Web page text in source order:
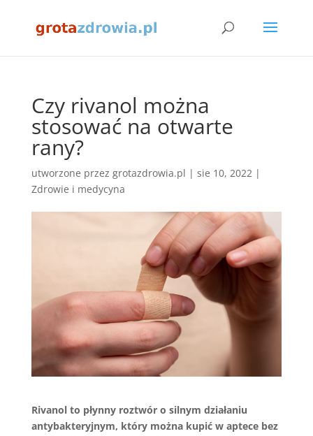
Czy rivanol można
stosować na otwarte
rany?
utworzone przez grotazdrowia.pl | sie 10, 2022|
Zdrowie i medycyna
Rivanol to płynny roztwór o silnym działaniu
antybakteryjnym, który można kupić w aptece bez